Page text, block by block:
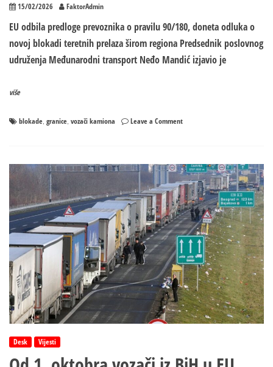
15/02/2026 FaktorAdmin
EU odbila predloge prevoznika o pravilu 90/180, doneta odluka o
novoj blokadi teretnih prelaza širom regiona Predsednik poslovnog
udruženja Međunarodni transport Neđo Mandić izjavio je
više
blokade, granice, vozači kamiona Leave a Commenton
BLOKADA
GRANIČNIH
PRELAZA!
Propali
pregovori,
odbijeni
svi
predlozi
vozača
Zapadnog
Balkana:
„Poslednji
sastanak
Desk Vijesti